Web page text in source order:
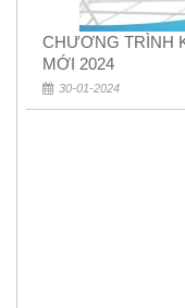
CHƯƠNG TRÌNH
MỚI 2024
30-01-2024